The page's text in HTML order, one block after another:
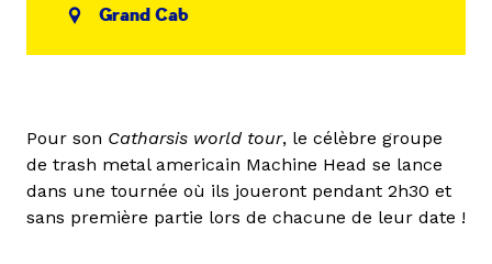
Grand Cab
Pour son Catharsis world tour, le célèbre groupe
de trash metal americain Machine Head se lance
dans une tournée où ils joueront pendant 2h30 et
sans première partie lors de chacune de leur date !